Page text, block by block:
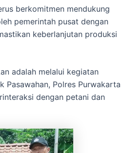
berkomitmen mendukung
pemerintah pusat dengan
keberlanjutan produksi
adalah melalui kegiatan
Pasawahan, Polres Purwakarta
dengan petani dan